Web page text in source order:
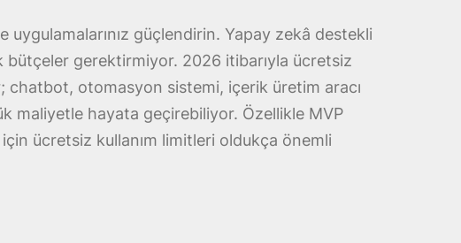
uygulamalarınız güçlendirin. Yapay zekâ destekli
bütçeler gerektirmiyor. 2026 itibarıyla ücretsiz
chatbot, otomasyon sistemi, içerik üretim aracı
maliyetle hayata geçirebiliyor. Özellikle MVP
ücretsiz kullanım limitleri oldukça önemli